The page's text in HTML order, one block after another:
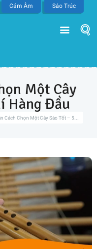
Cảm Âm Sáo Trúc
Cách Chọn Một Cây Sáo Tốt – 5...
Một Cây
Hàng Đầu